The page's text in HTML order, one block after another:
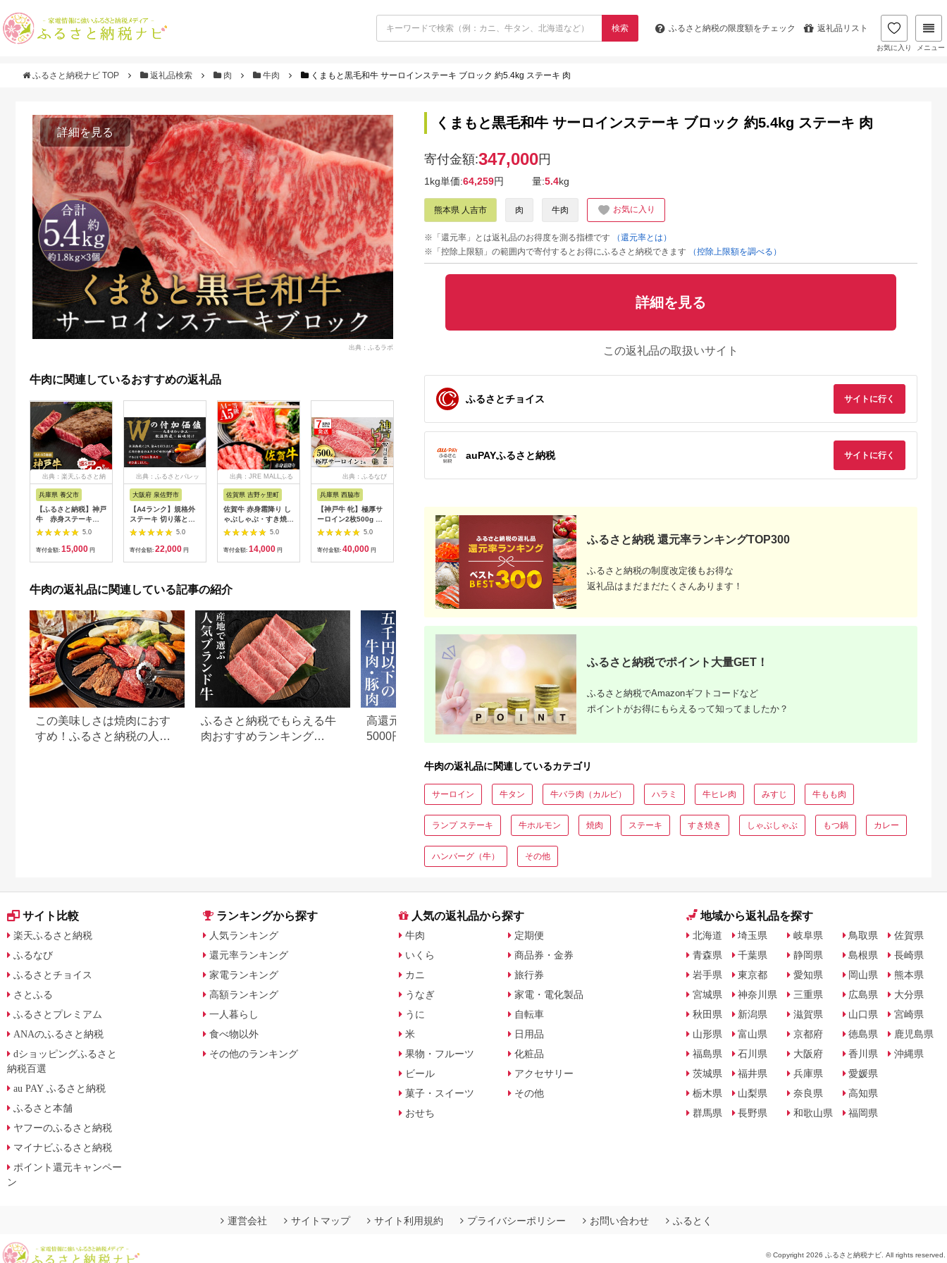
検索 ふるさと納税の限度額をチェック 返礼品リスト
お気に入り メニュー
ふるさと納税ナビ TOP 返礼品検索 肉 牛肉 くまもと黒毛和牛 サーロインステーキ ブロック 約5.4kg ステーキ 肉
詳細を見る
出典：ふるラボ
牛肉に関連しているおすすめの返礼品
出典：楽天ふるさと納
兵庫県 養父市
【ふるさと納税】神戸
牛 赤身ステーキ
(200g/300g/400g/55
0g/1200g)_ 神戸牛 神
戸ビーフ 黒毛和牛 ス
プレゼント 焼肉 グル
【G1440980】
5.0
寄付金額: 15,000 円
出典：ふるさとパレッ
大阪府 泉佐野市
【A4ランク】規格外
ステーキ 切り落とし
800g【スピード発送
黒毛和牛 リブロース
サーロイン 訳あり サ
5.0
寄付金額: 22,000 円
出典：JRE MALLふる
佐賀県 吉野ヶ里町
佐賀牛 赤身霜降り し
ゃぶしゃぶ・すき焼き
用 600g 吉野ヶ里町
5.0
寄付金額: 14,000 円
出典：ふるなび
兵庫県 西脇市
【神戸牛 牝】極厚サ
ーロイン2枚500g 【7
営業日以内に発送】
(kawagishi-24)
5.0
寄付金額: 40,000 円
秘伝のタレ漬け!(訳あ
り)牛ヒレサイコロス
テーキ 1000g 5.0
寄付金額:10,000 円
【数量限定】畜産農家
応援！宮崎県産黒毛和
牛ロースステーキ
250g×2｜牛肉 肉 お
肉 精肉 国産牛 黒毛和
牛 和牛 ロースステー
キ ステーキ ステーキ
肉 ステーキ用 ロース
焼肉 BBQ お祝い 贈
答 贈り物 ギフト 冷凍
おすすめ 人気
|_M132-091-PU3
5.0
寄付金額:17,000円
【30営業日以内配
付 ユッケ 肉 牛肉 生
YL057
5.0
ひょうごの食材 こだ
ん】 14-21
4等級以上 山形牛 切
肉 牛肉 山形県 新庄市
「あか牛」 神内和牛
牛肉の返礼品に関連している記事の紹介
この美味しさは焼肉におす
すめ！ふるさと納税の人気
ふるさと納税でもらえる牛
肉おすすめランキング
高還元率！ふるさと納税
5000円以下でおすすめ牛肉
【2026年版】楽天ふるさと
納税 還元率ランキング｜高
に比較
くまもと黒毛和牛 サーロインステーキ ブロック 約5.4kg ステーキ 肉
寄付金額:347,000円
1kg単価:64,259円 量:5.4kg
熊本県 人吉市 肉 牛肉 お気に入り
※「還元率」とは返礼品のお得度を測る指標です
（還元率とは）
※「控除上限額」の範囲内で寄付するとお得にふるさと納税できます
（控除上限額を調べる）
詳細を見る
この返礼品の取扱いサイト
ふるさとチョイス サイトに行く
auPAYふるさと納税 サイトに行く
ふるさと納税 還元率ランキングTOP300
ふるさと納税の制度改定後もお得な
返礼品はまだまだたくさんあります！
ふるさと納税でポイント大量GET！
ふるさと納税でAmazonギフトコードなど
ポイントがお得にもらえるって知ってましたか？
牛肉の返礼品に関連しているカテゴリ
サーロイン 牛タン 牛バラ肉（カルビ） ハラミ 牛ヒレ肉 みすじ 牛もも肉
ランプ ステーキ 牛ホルモン 焼肉 ステーキ すき焼き しゃぶしゃぶ もつ鍋 カレー
ハンバーグ（牛） その他
サイト比較
楽天ふるさと納税
ふるなび
ふるさとチョイス
さとふる
ふるさとプレミアム
ANAのふるさと納税
dショッピングふるさと
納税百選
au PAY ふるさと納税
ふるさと本舗
ヤフーのふるさと納税
マイナビふるさと納税
ポイント還元キャンペー
ン
ランキングから探す
人気ランキング
還元率ランキング
家電ランキング
高額ランキング
一人暮らし
食べ物以外
その他のランキング
人気の返礼品から探す
牛肉
いくら
カニ
うなぎ
うに
米
果物・フルーツ
ビール
菓子・スイーツ
おせち
定期便
商品券・金券
旅行券
家電・電化製品
自転車
日用品
化粧品
アクセサリー
その他
地域から返礼品を探す
北海道
青森県
岩手県
宮城県
秋田県
山形県
福島県
茨城県
栃木県
群馬県
埼玉県
千葉県
東京都
神奈川県
新潟県
富山県
石川県
福井県
山梨県
長野県
岐阜県
静岡県
愛知県
三重県
滋賀県
京都府
大阪府
兵庫県
奈良県
和歌山県
鳥取県
島根県
岡山県
広島県
山口県
徳島県
香川県
愛媛県
高知県
福岡県
佐賀県
長崎県
熊本県
大分県
宮崎県
鹿児島県
沖縄県
運営会社 サイトマップ サイト利用規約 プライバシーポリシー お問い合わせ ふるとく
© Copyright 2026 ふるさと納税ナビ. All rights reserved.